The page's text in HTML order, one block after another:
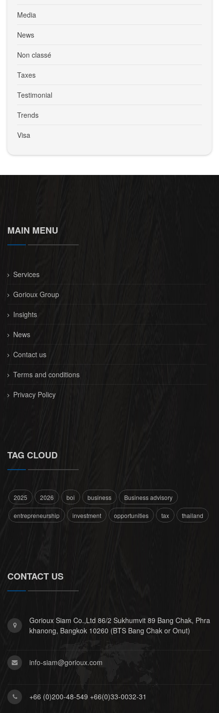
Media
News
Non classé
Taxes
Testimonial
Trends
Visa
MAIN MENU
Services
Gorioux Group
Insights
News
Contact us
Terms and conditions
Privacy Policy
TAG CLOUD
2025 2026 boi business Business advisory
entrepreneurship investment opportunities tax thailand
CONTACT US
Gorioux Siam Co.,Ltd 86/2 Sukhumvit 89 Bang Chak, Phra
khanong, Bangkok 10260 (BTS Bang Chak or Onut)
info-siam@gorioux.com
+66 (0)200-48-549 +66(0)33-0032-31